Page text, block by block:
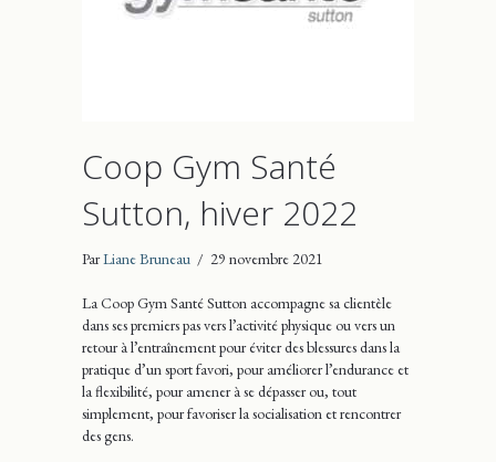
Coop Gym Santé
Sutton, hiver 2022
ParLiane Bruneau / 29 novembre 2021
La Coop Gym Santé Sutton accompagne sa clientèle
dans ses premiers pas vers l’activité physique ou vers un
retour à l’entraînement pour éviter des blessures dans la
pratique d’un sport favori, pour améliorer l’endurance et
la flexibilité, pour amener à se dépasser ou, tout
simplement, pour favoriser la socialisation et rencontrer
des gens.